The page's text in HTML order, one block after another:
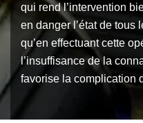
qui rend l’intervention
en danger l’état de tous
qu’en effectuant cette
l’insuffisance de la
favorise la complication